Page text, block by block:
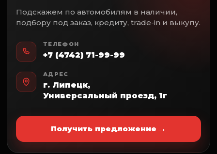
✅-
Электропривод
Зеркал
Помощь при вождении
Бортовой компьютер
Противоугонная система
Сигнализация
Иммобилайзер
Подушки безопасности
Фронтальные
Подскажем по автомобилям в наличии,
подбору под заказ, кредиту, trade-in и выкупу.
ТЕЛЕФОН
+7 (4742) 71-99-99
АДРЕС
г. Липецк,
Универсальный проезд, 1г
Получить предложение →